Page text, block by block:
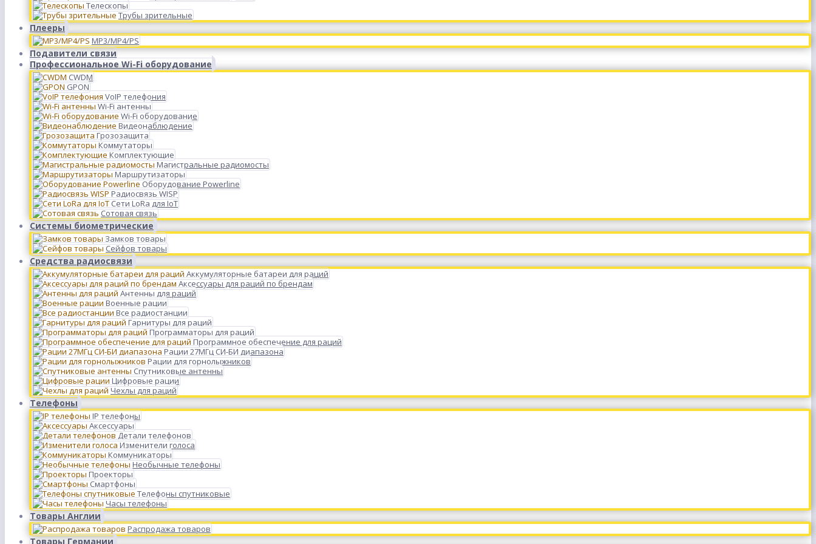
Телескопы
Трубы зрительные
Плееры
MP3/MP4/PS
Подавители связи
Профессиональное Wi-Fi оборудование
CWDM
GPON
VoIP телефония
Wi-Fi антенны
Wi-Fi оборудование
Видеонаблюдение
Грозозащита
Коммутаторы
Комплектующие
Магистральные радиомосты
Маршрутизаторы
Оборудование Powerline
Радиосвязь WISP
Сети LoRa для IoT
Сотовая связь
Системы биометрические
Замков товары
Сейфов товары
Средства радиосвязи
Аккумуляторные батареи для раций
Аксессуары для раций по брендам
Антенны для раций
Военные рации
Все радиостанции
Гарнитуры для раций
Программаторы для раций
Программное обеспечение для раций
Рации 27МГц СИ-БИ диапазона
Рации для горнолыжников
Спутниковые антенны
Цифровые рации
Чехлы для раций
Телефоны
IP телефоны
Аксессуары
Детали телефонов
Изменители голоса
Коммуникаторы
Необычные телефоны
Проекторы
Смартфоны
Телефоны спутниковые
Часы телефоны
Товары Англии
Распродажа товаров
Товары Германии